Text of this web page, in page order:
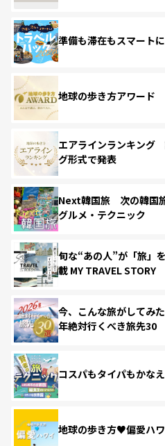
準備も滞在もスマート
地球の歩き方アワード
エアラインランキング
グ形式で発表
Next韓国旅 次の韓国
グルメ・テクニック
旬な“あの人”が「旅」
載 MY TRAVEL STORY
今、こんな旅がしてみ
年絶対行くべき旅先30
コスパもタイパもかな
地球の歩き方♥偏愛ハ